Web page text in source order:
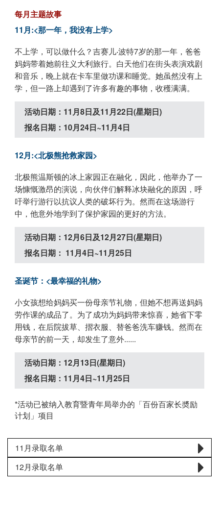
每月主题故事
11月:<那一年，我没有上学>
不上学，可以做什么？吉赛儿‧波特7岁的那一年，爸爸
妈妈带着她前往义大利旅行。白天他们在街头表演戏剧
和音乐，晚上就在卡车里做功课和睡觉。她虽然没有上
学，但一路上却遇到了许多有趣的事物，收穫满满。
活动日期：11月8日及11月22日(星期日)
报名日期：10月24日~11月4日
12月:<北极熊抢救家园>
北极熊温斯顿的冰上家园正在融化，因此，他举办了一
场慷慨激昂的演说，向伙伴们解释冰块融化的原因，呼
吁举行游行以抗议人类的破坏行为。然而在这场游行
中，他意外地学到了保护家园的更好的方法。
活动日期：12月6日及12月27日(星期日)
报名日期： 11月4日~11月25日
圣诞节：<最幸福的礼物>
小女孩想给妈妈买一份母亲节礼物，但她不想再送妈妈
劳作课的成品了。为了成功为妈妈带来惊喜，她省下零
用钱，在后院拔草、摺衣服、替爸爸洗车赚钱。然而在
母亲节的前一天，却发生了意外......
活动日期：12月13日(星期日)
报名日期：11月4日~11月25日
*活动已被纳入教育暨青年局举办的「百份百家长奬励
计划」项目
11月录取名单
12月录取名单